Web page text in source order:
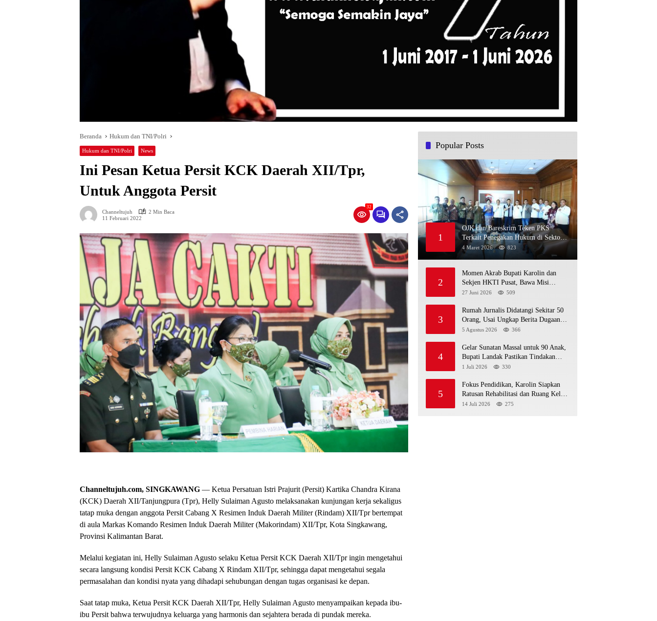
Beranda Hukum dan TNI/Polri
Hukum dan TNI/Polri News
Ini Pesan Ketua Persit KCK Daerah XII/Tpr,
Untuk Anggota Persit
Channeltujuh
2 Min Baca
11 Februari 2022
32
Channeltujuh.com, SINGKAWANG — Ketua Persatuan Istri Prajurit (Persit) Kartika Chandra Kirana
(KCK) Daerah XII/Tanjungpura (Tpr), Helly Sulaiman Agusto melaksanakan kunjungan kerja sekaligus
tatap muka dengan anggota Persit Cabang X Resimen Induk Daerah Militer (Rindam) XII/Tpr bertempat
di aula Markas Komando Resimen Induk Daerah Militer (Makorindam) XII/Tpr, Kota Singkawang,
Provinsi Kalimantan Barat.
Melalui kegiatan ini, Helly Sulaiman Agusto selaku Ketua Persit KCK Daerah XII/Tpr ingin mengetahui
secara langsung kondisi Persit KCK Cabang X Rindam XII/Tpr, sehingga dapat mengetahui segala
permasalahan dan kondisi nyata yang dihadapi sehubungan dengan tugas organisasi ke depan.
Saat tatap muka, Ketua Persit KCK Daerah XII/Tpr, Helly Sulaiman Agusto menyampaikan kepada ibu-
ibu Persit bahwa terwujudnya keluarga yang harmonis dan sejahtera berada di pundak mereka.
Popular Posts
1
OJK dan Bareskrim Teken PKS
Terkait Penegakan Hukum di Sektor
Jasa Keuangan
4 Maret 2026 823
2
Momen Akrab Bupati Karolin dan
Sekjen HKTI Pusat, Bawa Misi
Pertanian Modern
27 Juni 2026 509
3
Rumah Jurnalis Didatangi Sekitar 50
Orang, Usai Ungkap Berita Dugaan
MBG Bermasalah di Ketapang
5 Agustus 2026 366
4
Gelar Sunatan Massal untuk 90 Anak,
Bupati Landak Pastikan Tindakan
Sesuai Standar Medis
1 Juli 2026 330
5
Fokus Pendidikan, Karolin Siapkan
Ratusan Rehabilitasi dan Ruang Kelas
Baru di Landak
14 Juli 2026 275